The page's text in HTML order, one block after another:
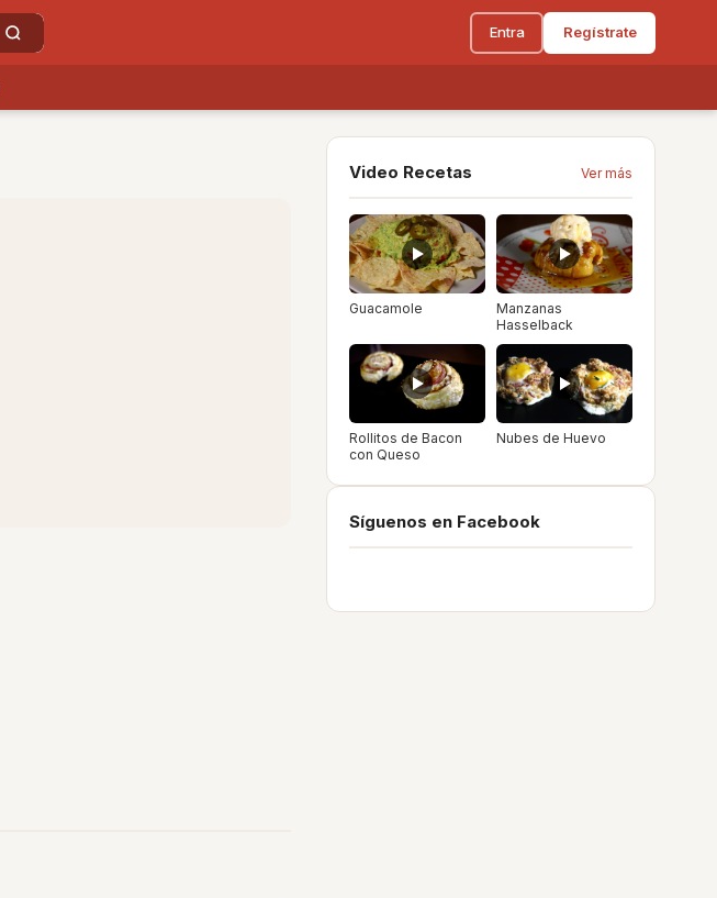
Entra Regístrate
Video Recetas Ver más
Guacamole
Manzanas
Hasselback
Rollitos de Bacon
con Queso
Nubes de Huevo
Síguenos en Facebook